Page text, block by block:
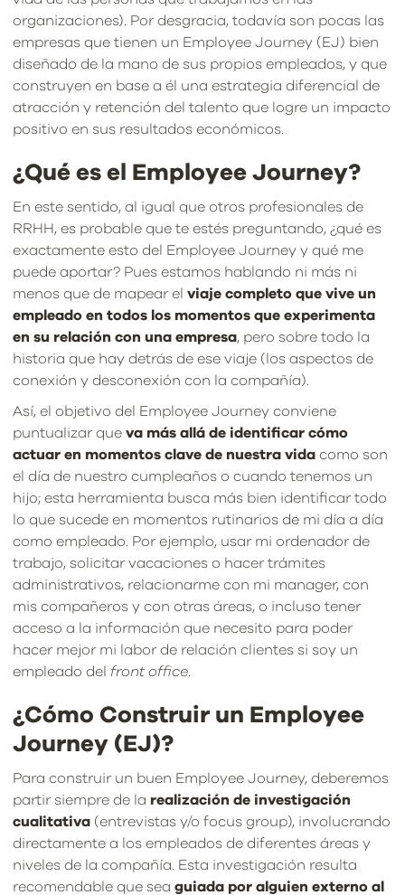
organizaciones). Por desgracia, todavía son pocas las
empresas que tienen un Employee Journey (EJ) bien
diseñado de la mano de sus propios empleados, y que
construyen en base a él una estrategia diferencial de
atracción y retención del talento que logre un impacto
positivo en sus resultados económicos.
¿Qué es el Employee Journey?
En este sentido, al igual que otros profesionales de
RRHH, es probable que te estés preguntando, ¿qué es
exactamente esto del Employee Journey y qué me
puede aportar? Pues estamos hablando ni más ni
menos que de mapear el viaje completo que vive un
empleado en todos los momentos que experimenta
en su relación con una empresa, pero sobre todo la
historia que hay detrás de ese viaje (los aspectos de
conexión y desconexión con la compañía).
Así, el objetivo del Employee Journey conviene
puntualizar que va más allá de identificar cómo
actuar en momentos clave de nuestra vida como son
el día de nuestro cumpleaños o cuando tenemos un
hijo; esta herramienta busca más bien identificar todo
lo que sucede en momentos rutinarios de mi día a día
como empleado. Por ejemplo, usar mi ordenador de
trabajo, solicitar vacaciones o hacer trámites
administrativos, relacionarme con mi manager, con
mis compañeros y con otras áreas, o incluso tener
acceso a la información que necesito para poder
hacer mejor mi labor de relación clientes si soy un
empleado del front office
¿Cómo Construir un Employee
Journey (EJ)?
Para construir un buen Employee Journey, deberemos
partir siempre de la realización de investigación
cualitativa (entrevistas y/o focus group), involucrando
directamente a los empleados de diferentes áreas y
niveles de la compañía. Esta investigación resulta
recomendable que sea guiada por alguien externo al